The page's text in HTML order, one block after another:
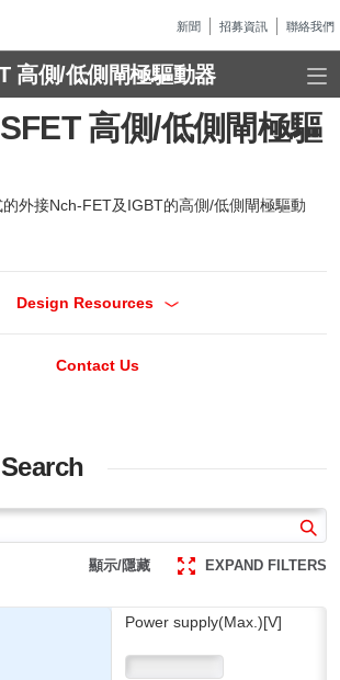
新聞 招募資訊 聯絡我們
高側/低側閘極驅動器
高側/低側閘極驅
外接Nch-FET及IGBT的高側/低側閘極驅動
Design Resources
Contact Us
顯示/隱藏 EXPAND FILTERS
Power supply(Max.)[V]